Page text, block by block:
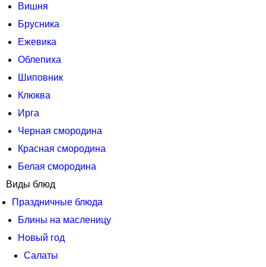
Вишня
Брусника
Ежевика
Облепиха
Шиповник
Клюква
Ирга
Черная смородина
Красная смородина
Белая смородина
Виды блюд
Праздничные блюда
Блины на масленицу
Новый год
Салаты